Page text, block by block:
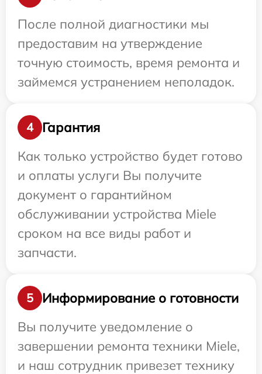
После полной диагностики мы
предоставим на утверждение
точную стоимость, время ремонта и
займемся устранением неполадок.
4
Гарантия
Как только устройство будет готово
и оплаты услуги Вы получите
документ о гарантийном
обслуживании устройства Miele
сроком на все виды работ и
запчасти.
5
Информирование о готовности
Вы получите уведомление о
завершении ремонта техники Miele,
и наш сотрудник привезет технику